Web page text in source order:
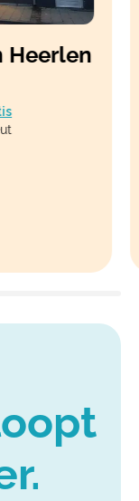
Heerlen